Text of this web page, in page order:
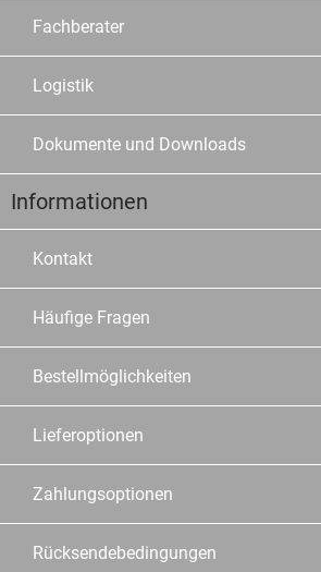
Fachberater
Logistik
Dokumente und Downloads
Informationen
Kontakt
Häufige Fragen
Bestellmöglichkeiten
Lieferoptionen
Zahlungsoptionen
Rücksendebedingungen